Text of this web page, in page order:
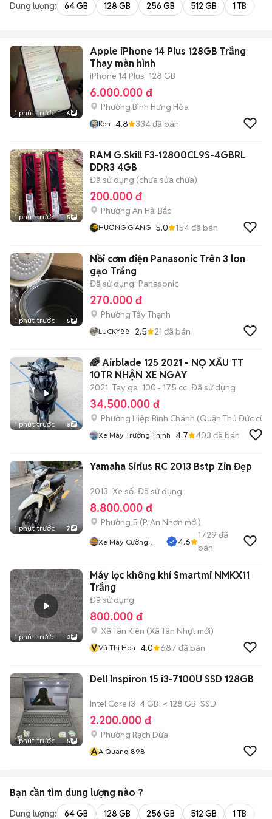
Dung lượng: 64 GB 128 GB 256 GB 512 GB 1 TB
1 phút trước 6
Apple iPhone 14 Plus 128GB Trắng
Thay màn hình
iPhone 14 Plus 128 GB
6.000.000 đ
Phường Bình Hưng Hòa
Ken 4.8 334đã bán
1 phút trước 5
RAM G.Skill F3-12800CL9S-4GBRL
DDR3 4GB
Đã sử dụng (chưa sửa chữa)
200.000 đ
Phường An Hải Bắc
HƯƠNG GIANG 5.0 154đã bán
1 phút trước 5
Nồi cơm điện Panasonic Trên 3 lon
gạo Trắng
Đã sử dụng Panasonic
270.000 đ
Phường Tây Thạnh
LUCKY88 2.5 21 đã bán
1 phút trước 8
🌈 Airblade 125 2021 - NỌ XẤU TT
10TR NHẬN XE NGAY
2021 Tay ga 100 - 175 cc Đã sử dụng
34.500.000 đ
Phường Hiệp Bình Chánh (Quận Thủ Đức cũ)
Xe Máy Trường Thịnh 4.7 403 đã bán
1 phút trước 7
Yamaha Sirius RC 2013 Bstp Zin Đẹp
2013 Xe số Đã sử dụng
8.800.000 đ
Phường 5 (P. An Nhơn mới)
Xe Máy Cường
4.6
1729 đã
bán
1 phút trước 3
Máy lọc không khí Smartmi NMKX11
Trắng
Đã sử dụng
800.000 đ
Xã Tân Kiên (Xã Tân Nhựt mới)
VVũ Thị Hoa 4.0 687 đã bán
1 phút trước 5
Dell Inspiron 15 i3-7100U SSD 128GB
Intel Core i3 4 GB < 128 GB SSD
2.200.000 đ
Phường Rạch Dừa
AA Quang 898
Bạn cần tìm dung lượng nào ?
Dung lượng: 64 GB 128 GB 256 GB 512 GB 1 TB